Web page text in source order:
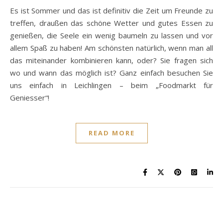
Es ist Sommer und das ist definitiv die Zeit um Freunde zu
treffen, draußen das schöne Wetter und gutes Essen zu
genießen, die Seele ein wenig baumeln zu lassen und vor
allem Spaß zu haben! Am schönsten natürlich, wenn man all
das miteinander kombinieren kann, oder? Sie fragen sich
wo und wann das möglich ist? Ganz einfach besuchen Sie
uns einfach in Leichlingen – beim „Foodmarkt für
Geniesser“!
READ MORE